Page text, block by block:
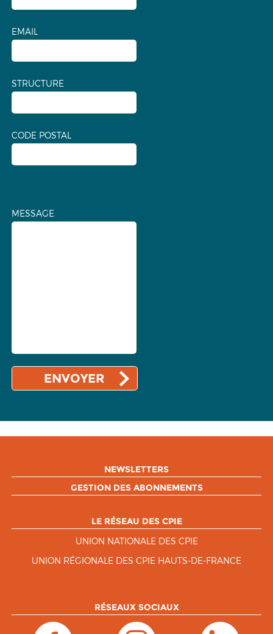
EMAIL
STRUCTURE
CODE POSTAL
MESSAGE
NEWSLETTERS
GESTION DES ABONNEMENTS
LE RÉSEAU DES CPIE
UNION NATIONALE DES CPIE
UNION RÉGIONALE DES CPIE HAUTS-DE-FRANCE
RÉSEAUX SOCIAUX